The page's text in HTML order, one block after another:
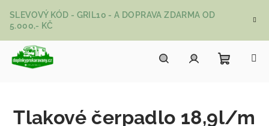
SLEVOVÝ KÓD - GRIL10 - A DOPRAVA ZDARMA OD
5.000,- KČ
Tlakové čerpadlo 18,9l/m